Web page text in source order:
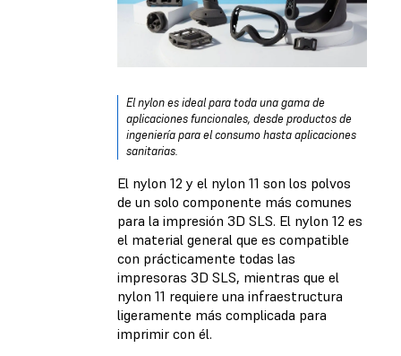
El nylon es ideal para toda una gama de
aplicaciones funcionales, desde productos de
ingeniería para el consumo hasta aplicaciones
sanitarias.
El nylon 12 y el nylon 11 son los polvos
de un solo componente más comunes
para la impresión 3D SLS. El nylon 12 es
el material general que es compatible
con prácticamente todas las
impresoras 3D SLS, mientras que el
nylon 11 requiere una infraestructura
ligeramente más complicada para
imprimir con él.